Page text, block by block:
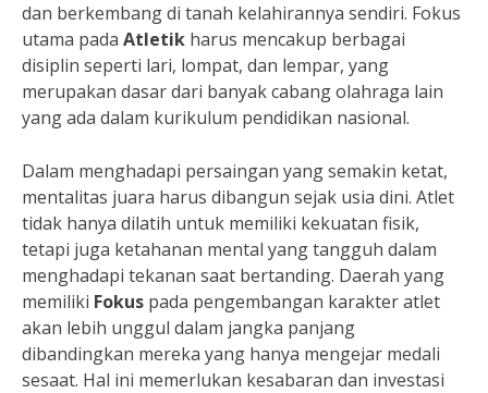
dan berkembang di tanah kelahirannya sendiri. Fokus
utama pada Atletik harus mencakup berbagai
disiplin seperti lari, lompat, dan lempar, yang
merupakan dasar dari banyak cabang olahraga lain
yang ada dalam kurikulum pendidikan nasional.
Dalam menghadapi persaingan yang semakin ketat,
mentalitas juara harus dibangun sejak usia dini. Atlet
tidak hanya dilatih untuk memiliki kekuatan fisik,
tetapi juga ketahanan mental yang tangguh dalam
menghadapi tekanan saat bertanding. Daerah yang
memiliki Fokus pada pengembangan karakter atlet
akan lebih unggul dalam jangka panjang
dibandingkan mereka yang hanya mengejar medali
sesaat. Hal ini memerlukan kesabaran dan investasi